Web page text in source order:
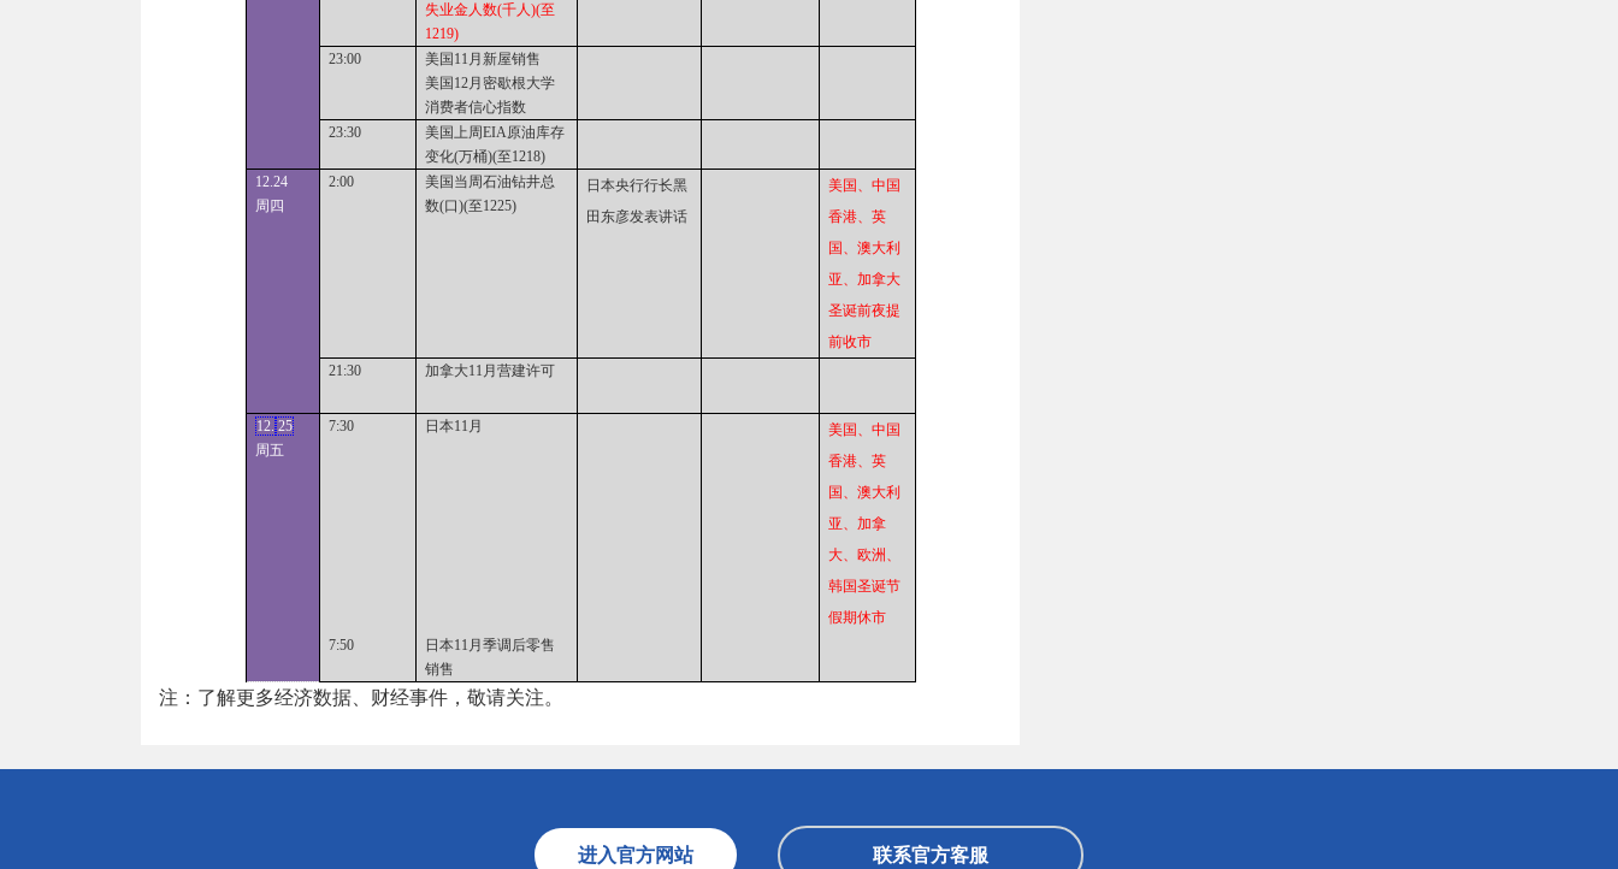
失业金人数(千人)(至
1219)
23:00
美国11月新屋销售
美国12月密歇根大学
消费者信心指数
23:30
美国上周EIA原油库存
变化(万桶)(至1218)
12.24
周四
2:00
美国当周石油钻井总
数(口)(至1225)
日本央行行长黑
田东彦发表讲话
美国、中国
香港、英
国、澳大利
亚、加拿大
圣诞前夜提
前收市
21:30
加拿大11月营建许可
12. 25
周五
7:30 日本11月
美国、中国
香港、英
国、澳大利
亚、加拿
大、欧洲、
韩国圣诞节
假期休市
7:50
日本11月季调后零售
销售
注：了解更多经济数据、财经事件，敬请关注。
进入官方网站 联系官方客服